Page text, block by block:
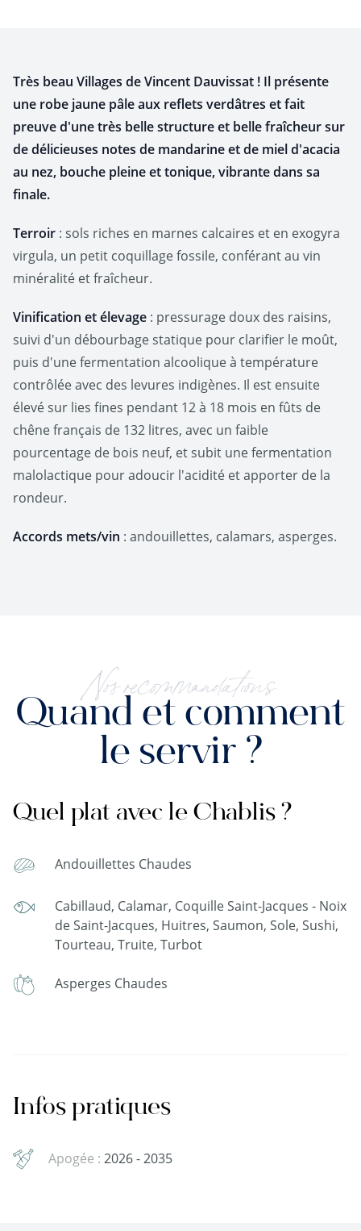
Très beau Villages de Vincent Dauvissat ! Il présente
une robe jaune pâle aux reflets verdâtres et fait
preuve d'une très belle structure et belle fraîcheur sur
de délicieuses notes de mandarine et de miel d'acacia
au nez, bouche pleine et tonique, vibrante dans sa
finale.
Terroir : sols riches en marnes calcaires et en exogyra
virgula, un petit coquillage fossile, conférant au vin
minéralité et fraîcheur.
Vinification et élevage : pressurage doux des raisins,
suivi d'un débourbage statique pour clarifier le moût,
puis d'une fermentation alcoolique à température
contrôlée avec des levures indigènes. Il est ensuite
élevé sur lies fines pendant 12 à 18 mois en fûts de
chêne français de 132 litres, avec un faible
pourcentage de bois neuf, et subit une fermentation
malolactique pour adoucir l'acidité et apporter de la
rondeur.
Accords mets/vin : andouillettes, calamars, asperges.
Nos recommandations
Quand et comment
le servir ?
Quel plat avec le Chablis ?
Andouillettes Chaudes
Cabillaud, Calamar, Coquille Saint-Jacques - Noix
de Saint-Jacques, Huitres, Saumon, Sole, Sushi,
Tourteau, Truite, Turbot
Asperges Chaudes
Infos pratiques
Apogée : 2026 - 2035